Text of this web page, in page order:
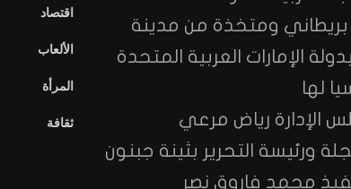
بريطاني ومتخذة من مدينة
الإمارات العربية المتحدة
لها
الإدارة رياض مرعي
ورئيسة التحرير بثينة جبنون
محمد فاروق نصر
اقتصاد
الألعاب
المرأة
ثقافة